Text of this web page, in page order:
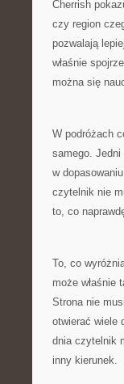
Cherrish
czy region
pozwalają
właśnie
można się
W podróżach
samego. Jedni
w
czytelnik nie
to, co
To, co
może właśnie
Strona nie
otwierać wiele
dnia czytelnik
inny kierunek.